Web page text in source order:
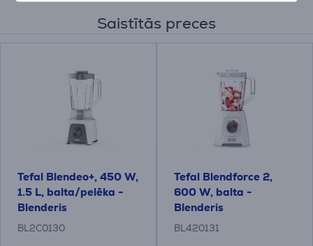
Saistītās preces
Tefal Blendeo+, 450 W,
1.5 L, balta/pelēka -
Blenderis
BL2C0130
Tefal Blendforce 2,
600 W, balta -
Blenderis
BL420131